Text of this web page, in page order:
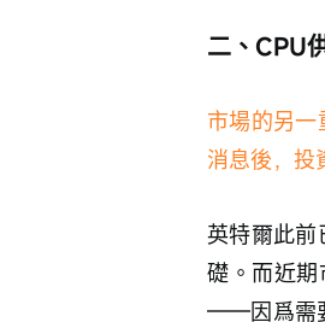
二、CPU
市場的另
消息後，投
英特爾此前
礎。而近
——因爲需